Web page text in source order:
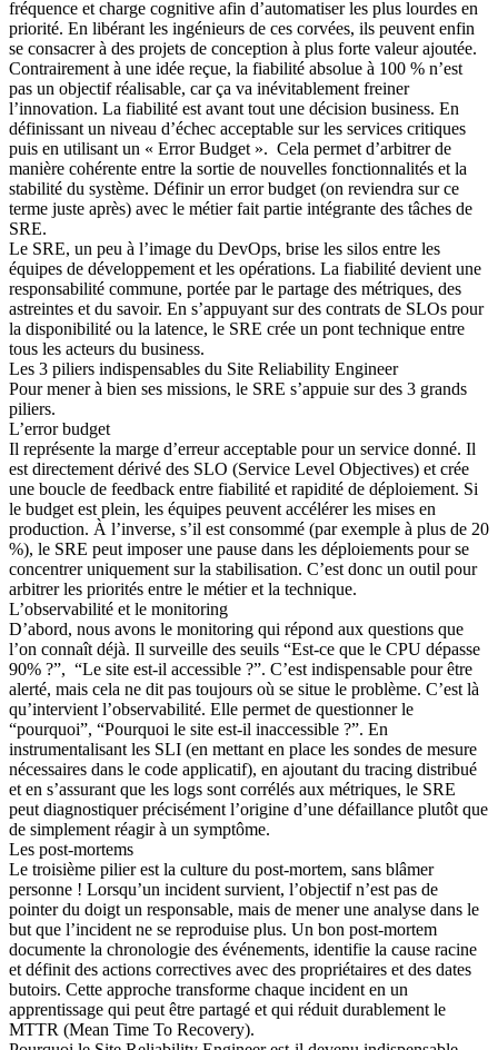
fréquence et charge cognitive afin d’automatiser les plus lourdes en
priorité. En libérant les ingénieurs de ces corvées, ils peuvent enfin
se consacrer à des projets de conception à plus forte valeur ajoutée.
Contrairement à une idée reçue, la fiabilité absolue à 100 % n’est
pas un objectif réalisable, car ça va inévitablement freiner
l’innovation. La fiabilité est avant tout une décision business. En
définissant un niveau d’échec acceptable sur les services critiques
puis en utilisant un « Error Budget ». Cela permet d’arbitrer de
manière cohérente entre la sortie de nouvelles fonctionnalités et la
stabilité du système. Définir un error budget (on reviendra sur ce
terme juste après) avec le métier fait partie intégrante des tâches de
SRE.
Le SRE, un peu à l’image du DevOps, brise les silos entre les
équipes de développement et les opérations. La fiabilité devient une
responsabilité commune, portée par le partage des métriques, des
astreintes et du savoir. En s’appuyant sur des contrats de SLOs pour
la disponibilité ou la latence, le SRE crée un pont technique entre
tous les acteurs du business.
Les 3 piliers indispensables du Site Reliability Engineer
Pour mener à bien ses missions, le SRE s’appuie sur des 3 grands
piliers.
L’error budget
Il représente la marge d’erreur acceptable pour un service donné. Il
est directement dérivé des SLO (Service Level Objectives) et crée
une boucle de feedback entre fiabilité et rapidité de déploiement. Si
le budget est plein, les équipes peuvent accélérer les mises en
production. À l’inverse, s’il est consommé (par exemple à plus de 20
%), le SRE peut imposer une pause dans les déploiements pour se
concentrer uniquement sur la stabilisation. C’est donc un outil pour
arbitrer les priorités entre le métier et la technique.
L’observabilité et le monitoring
D’abord, nous avons le monitoring qui répond aux questions que
l’on connaît déjà. Il surveille des seuils “Est-ce que le CPU dépasse
90% ?”, “Le site est-il accessible ?”. C’est indispensable pour être
alerté, mais cela ne dit pas toujours où se situe le problème. C’est là
qu’intervient l’observabilité. Elle permet de questionner le
“pourquoi”, “Pourquoi le site est-il inaccessible ?”. En
instrumentalisant les SLI (en mettant en place les sondes de mesure
nécessaires dans le code applicatif), en ajoutant du tracing distribué
et en s’assurant que les logs sont corrélés aux métriques, le SRE
peut diagnostiquer précisément l’origine d’une défaillance plutôt que
de simplement réagir à un symptôme.
Les post-mortems
Le troisième pilier est la culture du post-mortem, sans blâmer
personne ! Lorsqu’un incident survient, l’objectif n’est pas de
pointer du doigt un responsable, mais de mener une analyse dans le
but que l’incident ne se reproduise plus. Un bon post-mortem
documente la chronologie des événements, identifie la cause racine
et définit des actions correctives avec des propriétaires et des dates
butoirs. Cette approche transforme chaque incident en un
apprentissage qui peut être partagé et qui réduit durablement le
MTTR (Mean Time To Recovery).